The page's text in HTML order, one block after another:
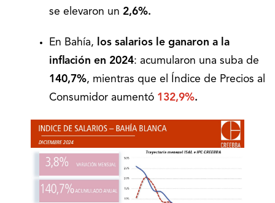
se elevaron un 2,6%.
En Bahía,
los salarios le ganaron a la
inflación en 2024: acumularon una suba de
140,7%, mientras que el Índice de Precios al
Consumidor aumentó 132,9%.